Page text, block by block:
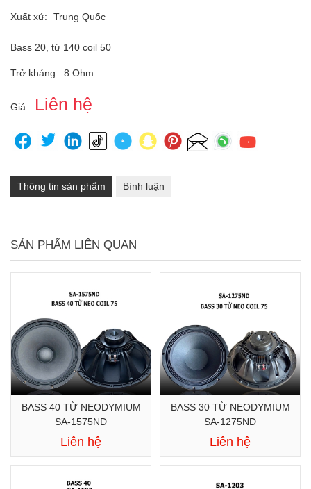
Xuất xứ: Trung Quốc
Bass 20, từ 140 coil 50
Trở kháng : 8 Ohm
Giá: Liên hệ
Thông tin sản phẩm Bình luận
SẢN PHẨM LIÊN QUAN
BASS 40 TỪ NEODYMIUM
SA-1575ND
Liên hệ
BASS 30 TỪ NEODYMIUM
SA-1275ND
Liên hệ